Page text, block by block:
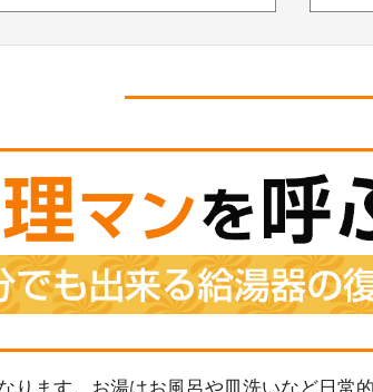
ります。お湯はお風呂や皿洗いなど日